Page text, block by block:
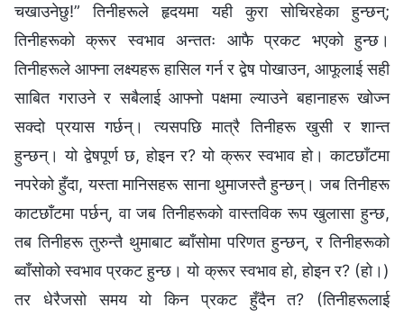
चखाउनेछु!” तिनीहरूले हृदयमा यही कुरा सोचिरहेका हुन्छन्;
तिनीहरूको क्रूर स्वभाव अन्ततः आफै प्रकट भएको हुन्छ।
तिनीहरूले आफ्‍ना लक्ष्‍यहरू हासिल गर्न र द्वेष पोखाउन, आफूलाई सही
साबित गराउने र सबैलाई आफ्नो पक्षमा ल्याउने बहानाहरू खोज्‍न
सक्दो प्रयास गर्छन्। त्यसपछि मात्रै तिनीहरू खुसी र शान्त
हुन्छन्। यो द्वेषपूर्ण छ, होइन र? यो क्रूर स्वभाव हो। काटछाँटमा
नपरेको हुँदा, यस्ता मानिसहरू साना थुमाजस्तै हुन्छन्। जब तिनीहरू
काटछाँटमा पर्छन्, वा जब तिनीहरूको वास्तविक रूप खुलासा हुन्छ,
तब तिनीहरू तुरुन्तै थुमाबाट ब्‍वाँसोमा परिणत हुन्छन्, र तिनीहरूको
ब्‍वाँसोको स्वभाव प्रकट हुन्छ। यो क्रूर स्वभाव हो, होइन र? (हो।)
तर धेरैजसो समय यो किन प्रकट हुँदैन त? (तिनीहरूलाई